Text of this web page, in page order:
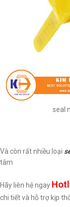
seal
Và còn rất nhiều loại
tâm
Hãy liên hệ ngay
chi tiết và hỗ trợ kịp